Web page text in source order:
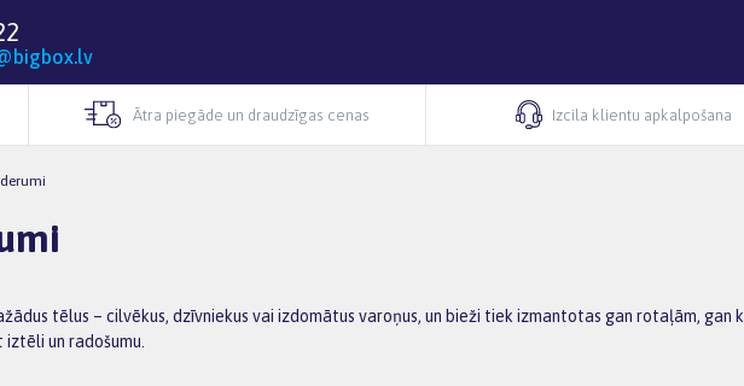
Ātra piegāde un draudzīgas cenas Izcila klientu apkalpošana
tēlus – cilvēkus, dzīvniekus vai izdomātus varoņus, un bieži tiek izmantotas gan rotaļām,
un radošumu.